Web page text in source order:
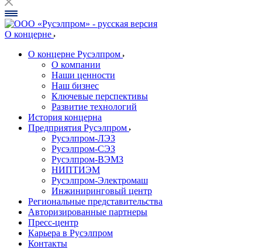
О концерне
О концерне Русэлпром
О компании
Наши ценности
Наш бизнес
Ключевые перспективы
Развитие технологий
История концерна
Предприятия Русэлпром
Русэлпром-ЛЭЗ
Русэлпром-СЭЗ
Русэлпром-ВЭМЗ
НИПТИЭМ
Русэлпром-Электромаш
Инжиниринговый центр
Региональные представительства
Авторизированные партнеры
Пресс-центр
Карьера в Русэлпром
Контакты